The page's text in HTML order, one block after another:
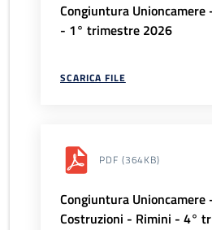
Congiuntura
- 1° trimestre 2026
SCARICA FILE
PDF (364KB)
Congiuntura Unioncamere
Costruzioni - Rimini - 4°